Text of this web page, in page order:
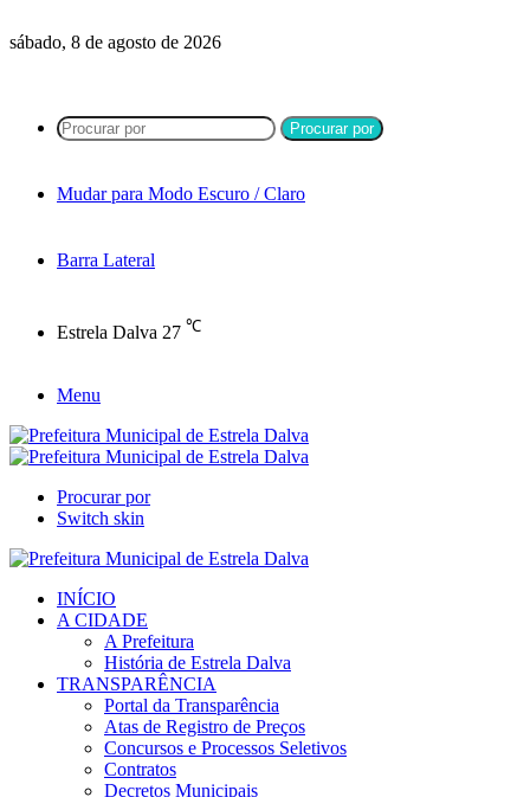
sábado, 8 de agosto de 2026
Procurar por
Mudar para Modo Escuro / Claro
Barra Lateral
Estrela Dalva 27 ℃
Menu
Procurar por
Switch skin
INÍCIO
A CIDADE
A Prefeitura
História de Estrela Dalva
TRANSPARÊNCIA
Portal da Transparência
Atas de Registro de Preços
Concursos e Processos Seletivos
Contratos
Decretos Municipais